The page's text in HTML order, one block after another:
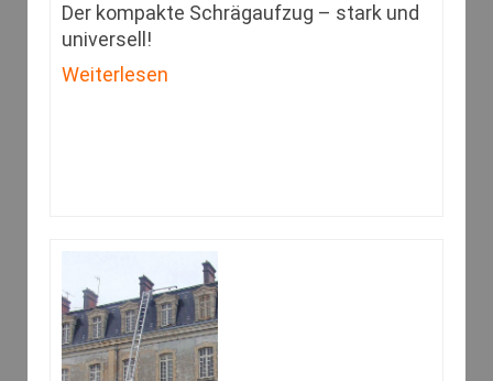
Der kompakte Schrägaufzug – stark und
universell!
Weiterlesen